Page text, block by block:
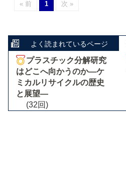
« 前 1 次 »
よく読まれているページ
プラスチック分解研究
はどこへ向かうのか―ケ
ミカルリサイクルの歴史
と展望―
(32回)